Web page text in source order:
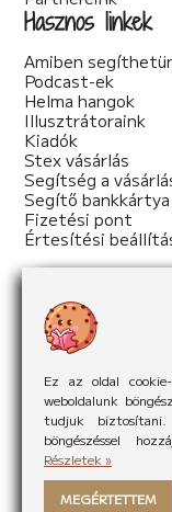
Ez az oldal
weboldalunk
tudjuk
böngészéssel
Részletek »
MEGÉRTETTEM
Hasznos linkek
Amiben
Podcast-ek
Helma hangok
Illusztrátoraink
Kiadók
Stex vásárlás
Segítség a
Segítő bankkártya
Fizetési pont
Értesítési